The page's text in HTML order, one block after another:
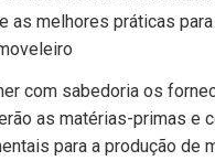
com sabedoria os
as matérias-primas e
para a produção de